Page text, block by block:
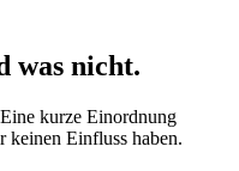
was nicht.
kurze Einordnung
keinen Einfluss haben.